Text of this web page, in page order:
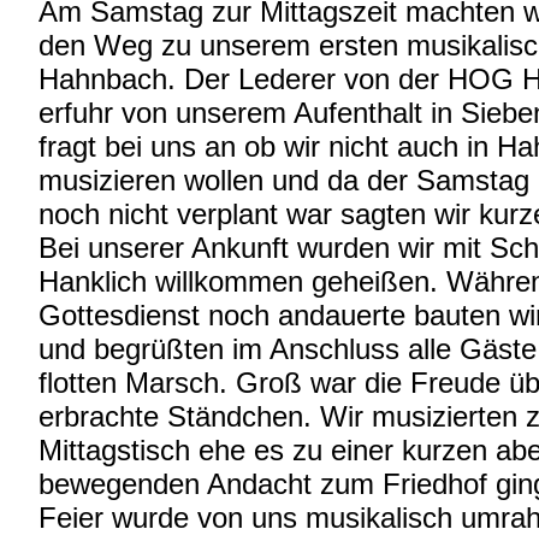
Am Samstag zur Mittagszeit machten
den Weg zu unserem ersten
Hahnbach. Der Lederer von der HOG
erfuhr von unserem Aufenthalt in
fragt bei uns an ob wir nicht auch in
musizieren wollen und da der
noch nicht verplant war sagten wir
Bei unserer Ankunft wurden wir mit
Hanklich willkommen geheißen.
Gottesdienst noch andauerte bauten
und begrüßten im Anschluss alle
flotten Marsch. Groß war die Freude
erbrachte Ständchen. Wir musizierten
Mittagstisch ehe es zu einer kurzen
bewegenden Andacht zum Friedhof
Feier wurde von uns musikalisch